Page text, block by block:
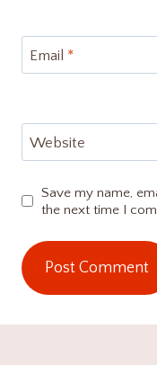
Email *
Website
Save my name,
the next time I